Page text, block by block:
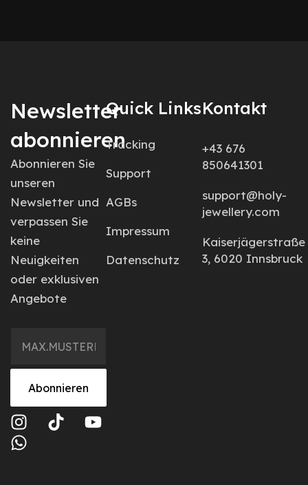
Newsletter
abonnieren
Abonnieren Sie
unseren
Newsletter und
verpassen Sie
keine
Neuigkeiten
oder exklusiven
Angebote
Abonnieren
Quick Links
Tracking
Support
AGBs
Impressum
Datenschutz
Kontakt
+43 676
850641301
support@holy-
jewellery.com
Kaiserjägerstraße
3, 6020 Innsbruck